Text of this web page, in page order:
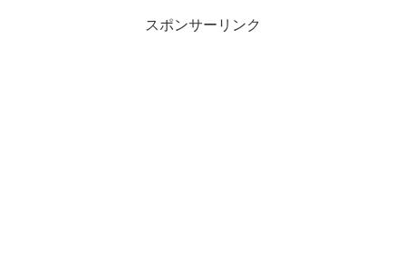
スポンサーリンク